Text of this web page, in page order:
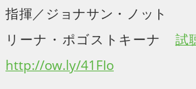
指揮／ジョナサン・ノット
リーナ・ポゴストキーナ 試
http://ow.ly/41FIo